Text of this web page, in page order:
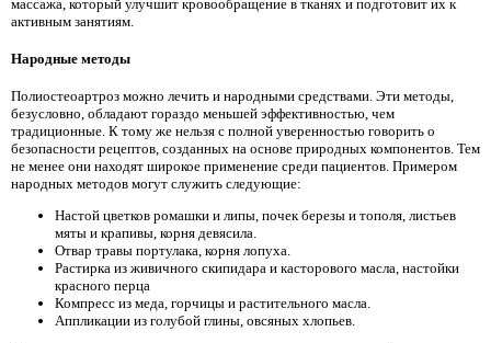
массажа, который улучшит кровообращение в тканях и подготовит их к
активным занятиям.
Народные методы
Полиостеоартроз можно лечить и народными средствами. Эти методы,
безусловно, обладают гораздо меньшей эффективностью, чем
традиционные. К тому же нельзя с полной уверенностью говорить о
безопасности рецептов, созданных на основе природных компонентов. Тем
не менее они находят широкое применение среди пациентов. Примером
народных методов могут служить следующие:
Настой цветков ромашки и липы, почек березы и тополя, листьев
мяты и крапивы, корня девясила.
Отвар травы портулака, корня лопуха.
Растирка из живичного скипидара и касторового масла, настойки
красного перца
Компресс из меда, горчицы и растительного масла.
Аппликации из голубой глины, овсяных хлопьев.